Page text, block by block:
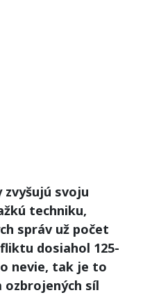
zvyšujú svoju
techniku,
správ už počet
dosiahol 125-
nevie, tak je to
ozbrojených síl